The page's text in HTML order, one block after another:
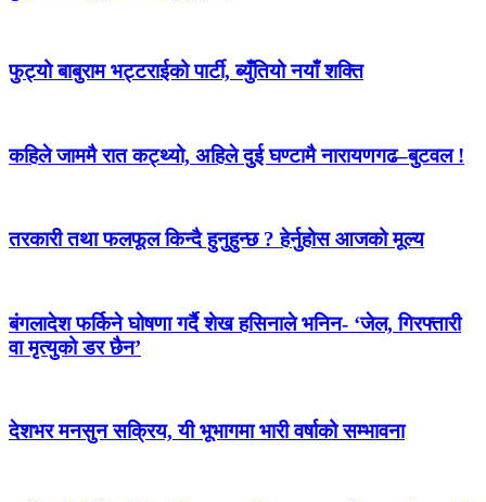
फुट्यो बाबुराम भट्टराईको पार्टी, ब्युँतियो नयाँ शक्ति
कहिले जाममै रात कट्थ्यो, अहिले दुई घण्टामै नारायणगढ–बुटवल !
तरकारी तथा फलफूल किन्दै हुनुहुन्छ ? हेर्नुहोस आजको मूल्य
बंगलादेश फर्किने घोषणा गर्दै शेख हसिनाले भनिन- ‘जेल, गिरफ्तारी
वा मृत्युको डर छैन’
देशभर मनसुन सक्रिय, यी भूभागमा भारी वर्षाको सम्भावना